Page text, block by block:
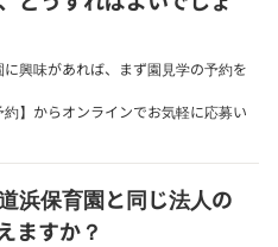
興味があれば、まず園見学の予約を
】からオンラインでお気軽に応募い
浜保育園と同じ法人の
ますか？